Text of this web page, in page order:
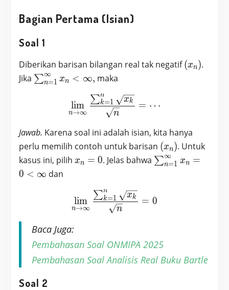
Bagian Pertama (Isian)
Soal 1
Diberikan barisan bilangan real tak negatif(x_n)
(xn).
Jika \sum_{n
1}^\infty
∑n=1
∞ xn < ∞, maka
\lim_{n \to \infty}
n→∞
lim
n
∑k=1
n xk = ⋯
Jawab. Karena soal ini adalah isian, kita hanya
perlu memilih contoh untuk barisan (x_n)
(xn). Untuk
kasus ini, pilih x_n
xn = 0. Jelas bahwa \sum_{n
x_n = 0
< \infty
∑n=1
∞ xn =
0 < ∞ dan
\lim_{n \to \infty}
n→∞
lim
n
∑k=1
n xk = 0
Baca Juga:
Pembahasan Soal ONMIPA 2025
Pembahasan Soal Analisis Real Buku Bartle
Soal 2